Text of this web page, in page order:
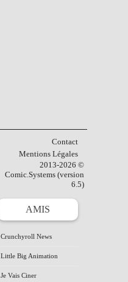
Contact
Mentions Légales
2013-2026 ©
Comic.Systems (version
6.5)
AMIS
Crunchyroll News
Little Big Animation
Je Vais Ciner